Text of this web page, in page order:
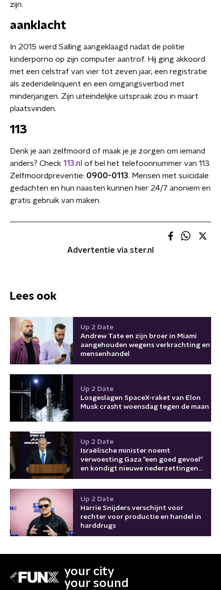
zijn.
aanklacht
In 2015 werd Salling aangeklaagd nadat de politie
kinderporno op zijn computer aantrof. Hij ging akkoord
met een celstraf van vier tot zeven jaar, een registratie
als zedendelinquent en een omgangsverbod met
minderjarigen. Zijn uiteindelijke uitspraak zou in maart
plaatsvinden.
113
Denk je aan zelfmoord of maak je je zorgen om iemand
anders? Check 113.nl of bel het telefoonnummer van 113
Zelfmoordpreventie: 0900-0113. Mensen met suïcidale
gedachten en hun naasten kunnen hier 24/7 anoniem en
gratis gebruik van maken.
Advertentie via ster.nl
Lees ook
Up 2 Date
Andrew Tate en zijn broer in Miami
aangehouden wegens verkrachting en
mensenhandel
Up 2 Date
Losgeslagen SpaceX-raket van Elon
Musk crasht woensdag tegen de maan
Up 2 Date
Israëlische minister noemt
verwoesting Gaza "een goed gevoel"
en kondigt nieuwe nederzettingen
Up 2 Date
Harrie Snijders verschijnt voor
rechter voor productie en handel in
harddrugs
your city
your sound